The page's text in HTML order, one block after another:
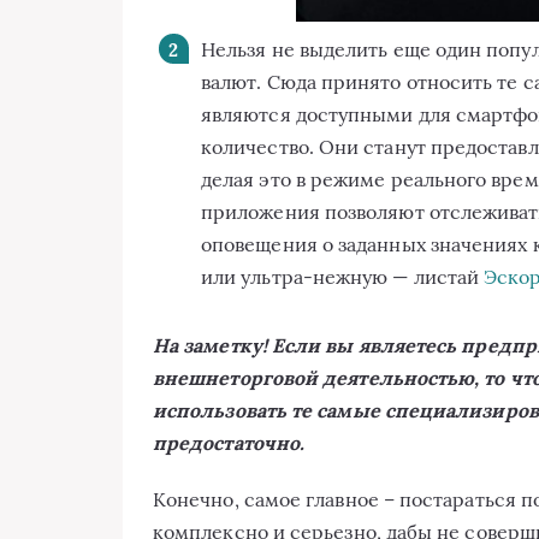
Нельзя не выделить еще один
валют. Сюда принято относить те
являются доступными для
количество. Они станут
делая это в режиме реального
приложения позволяют
оповещения о заданных значениях
или ультра-нежную — листай
На заметку! Если вы являетесь
внешнеторговой деятельностью, то
использовать те самые
предостаточно.
Конечно, самое главное – постараться
комплексно и серьезно, дабы не